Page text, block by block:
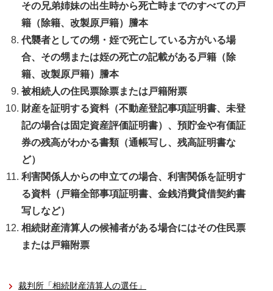
その兄弟姉妹の出生時から死亡時までのすべての戸
籍（除籍、改製原戸籍）謄本
代襲者としての甥・姪で死亡している方がいる場
合、その甥または姪の死亡の記載がある戸籍（除
籍、改製原戸籍）謄本
被相続人の住民票除票または戸籍附票
財産を証明する資料（不動産登記事項証明書、未登
記の場合は固定資産評価証明書）、預貯金や有価証
券の残高がわかる書類（通帳写し、残高証明書な
ど）
利害関係人からの申立ての場合、利害関係を証明す
る資料（戸籍全部事項証明書、金銭消費貸借契約書
写しなど）
相続財産清算人の候補者がある場合にはその住民票
または戸籍附票
裁判所「相続財産清算人の選任」